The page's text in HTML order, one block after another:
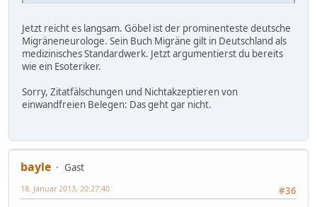
Jetzt reicht es langsam. Göbel ist der prominenteste deutsche
Migräneneurologe. Sein Buch Migräne gilt in Deutschland als
medizinisches Standardwerk. Jetzt argumentierst du bereits
wie ein Esoteriker.
Sorry, Zitatfälschungen und Nichtakzeptieren von
einwandfreien Belegen: Das geht gar nicht.
bayle
Gast
#36
18. Januar 2013, 20:27:40